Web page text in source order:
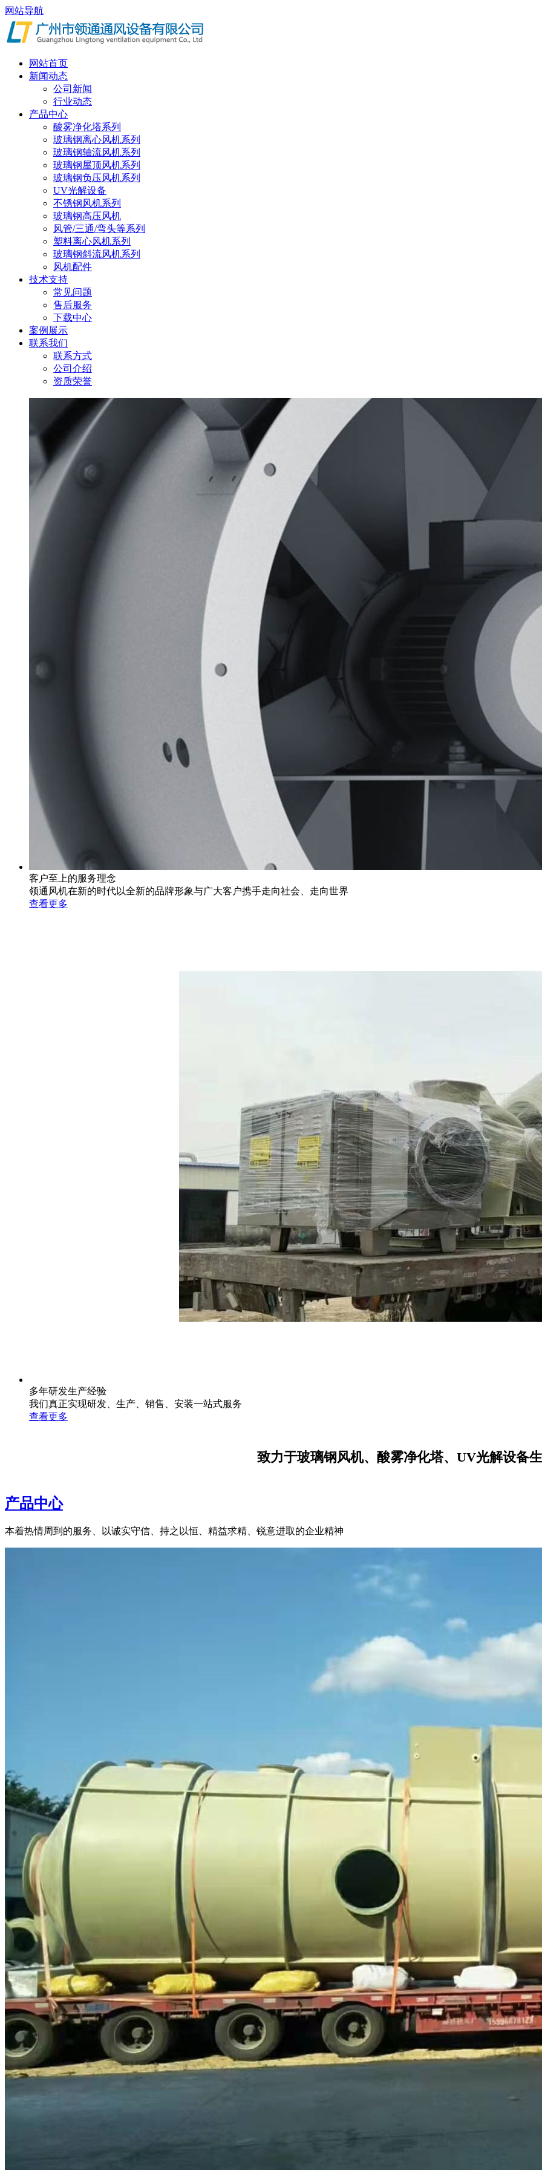
网站导航
网站首页
新闻动态
公司新闻
行业动态
产品中心
酸雾净化塔系列
玻璃钢离心风机系列
玻璃钢轴流风机系列
玻璃钢屋顶风机系列
玻璃钢负压风机系列
UV光解设备
不锈钢风机系列
玻璃钢高压风机
风管/三通/弯头等系列
塑料离心风机系列
玻璃钢斜流风机系列
风机配件
技术支持
常见问题
售后服务
下载中心
案例展示
联系我们
联系方式
公司介绍
资质荣誉
客户至上的服务理念
领通风机在新的时代以全新的品牌形象与广大客户携手走向社会、走向世界
查看更多
多年研发生产经验
我们真正实现研发、生产、销售、安装一站式服务
查看更多
致力于玻璃钢风机、酸雾净化塔、UV光解设备
产品中心
本着热情周到的服务、以诚实守信、持之以恒、精益求精、锐意进取的企业精神